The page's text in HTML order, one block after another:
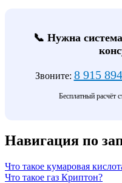
📞 Нужна
Звоните: 8 915
Бесплатный расчёт
Навигация по
Что такое кумаровая
Что такое газ Криптон?